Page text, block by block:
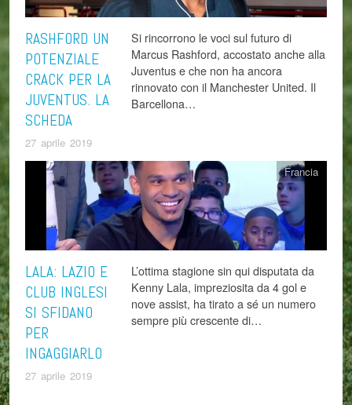
RASHFORD UN
POTENZIALE
CRACK PER LA
JUVENTUS. LA
SCHEDA
27 aprile 2019
Si rincorrono le voci sul futuro di
Marcus Rashford, accostato anche alla
Juventus e che non ha ancora
rinnovato con il Manchester United. Il
Barcellona…
LALA: LAZIO E
CLUB INGLESI
SI SFIDANO
PER
INGAGGIARLO
27 aprile 2019
Francia
L’ottima stagione sin qui disputata da
Kenny Lala, impreziosita da 4 gol e
nove assist, ha tirato a sé un numero
sempre più crescente di…